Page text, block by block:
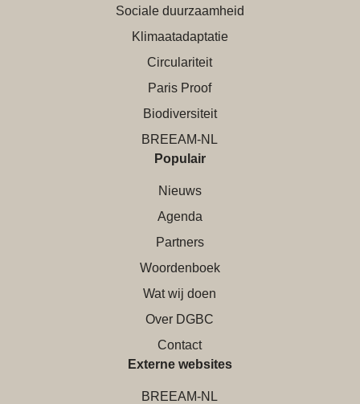
Sociale duurzaamheid
Klimaatadaptatie
Circulariteit
Paris Proof
Biodiversiteit
BREEAM-NL
Populair
Nieuws
Agenda
Partners
Woordenboek
Wat wij doen
Over DGBC
Contact
Externe websites
BREEAM-NL